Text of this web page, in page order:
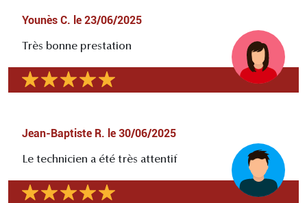
Younès C. le 23/06/2025
Très bonne prestation
Jean-Baptiste R. le 30/06/2025
Le technicien a été très attentif